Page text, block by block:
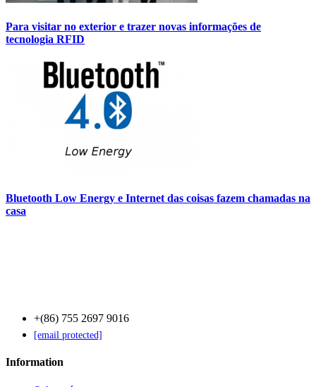
Para visitar no exterior e trazer novas informações de
tecnologia RFID
Bluetooth Low Energy e Internet das coisas fazem chamadas na
casa
+(86) 755 2697 9016
[email protected]
Information